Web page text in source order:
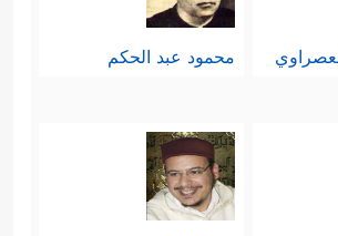
مِّنۡهُ ٱسۡمُهُ ٱلۡمَسِیحُ عِیسَى ٱبۡنُ
إشارة بأهمية البيئة في
ودور الأسرة ثم
تكوين المخرجات الصالحة،
على أن النبوَّة اصطفاء ربَّاني
محمود عبد الحكم